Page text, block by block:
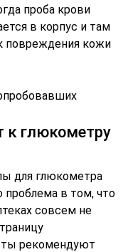
проба крови
в корпус и там
повреждения кожи
к глюкометру
для глюкометра
проблема в том, что
совсем не
рекомендуют